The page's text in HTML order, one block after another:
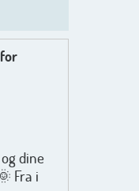
dine
Fra i